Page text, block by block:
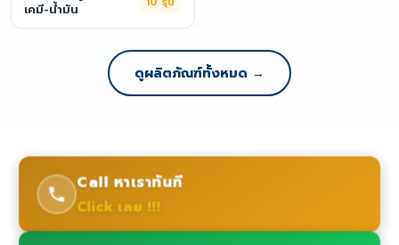
เคมี-น้ำมัน
ดูผลิตภัณฑ์ทั้งหมด →
Call หาเราทันที
Click เลย !!!